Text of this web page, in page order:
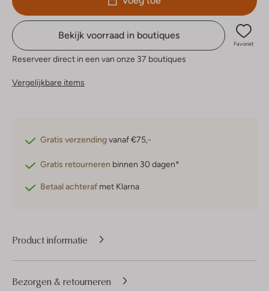
Bekijk voorraad in boutiques
Favoriet
Reserveer direct in een van onze 37 boutiques
Vergelijkbare items
Gratis verzendingvanaf €75,-
Gratis retourneren binnen 30 dagen*
Betaal achteraf met Klarna
Product informatie
Bezorgen & retourneren